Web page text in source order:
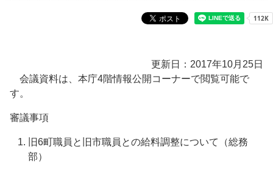
更新日：2017年10月25日
会議資料は、本庁4階情報公開コーナーで閲覧可能で
す。
審議事項
旧6町職員と旧市職員との給料調整について（総務
部）